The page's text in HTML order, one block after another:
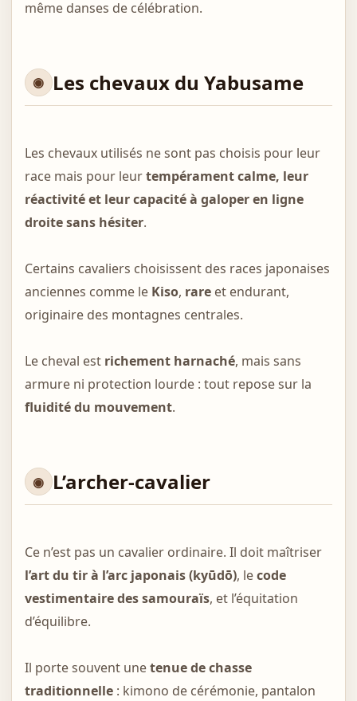
même danses de célébration.
Les chevaux du Yabusame
Les chevaux utilisés ne sont pas choisis pour leur
race mais pour leurtempérament calme, leur
réactivité et leur capacité à galoper en ligne
droite sans hésiter.
Certains cavaliers choisissent des races japonaises
anciennes comme le Kiso, rareet endurant,
originaire des montagnes centrales.
Le cheval est richement harnaché, mais sans
armure ni protection lourde : tout repose sur la
fluidité du mouvement.
L’archer-cavalier
Ce n’est pas un cavalier ordinaire. Il doit maîtriser
l’art du tir à l’arc japonais (kyūdō), lecode
vestimentaire des samouraïs, et l’équitation
d’équilibre.
Il porte souvent unetenue de chasse
traditionnelle: kimono de cérémonie, pantalon